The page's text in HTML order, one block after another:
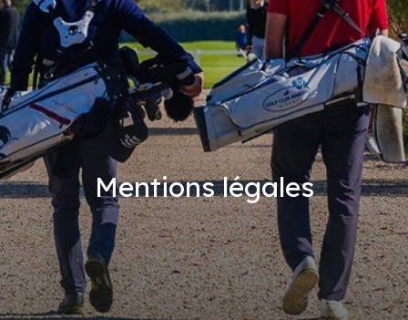
Mentions légales